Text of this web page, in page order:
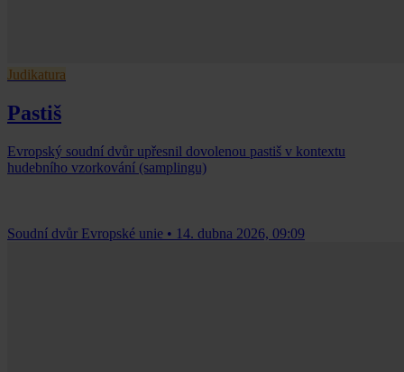
Judikatura
Pastiš
Evropský soudní dvůr upřesnil dovolenou pastiš v kontextu
hudebního vzorkování (samplingu)
Soudní dvůr Evropské unie • 14. dubna 2026, 09:09